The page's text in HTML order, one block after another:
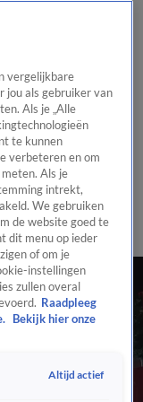
van Hart
Tip de
PanelVideo's
vergelijkbare
jou als gebruiker van
Als je „Alle
te kunnen
verbeteren en om
Als je
intrekt,
We gebruiken
de website goed te
dit menu op ieder
of om je
instellingen
zullen overal
Raadpleeg
Bekijk hier onze
Altijd actief